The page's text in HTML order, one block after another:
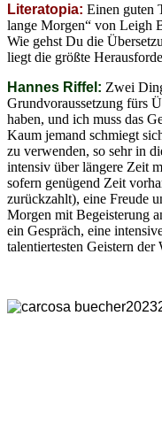
Literatopia: Einen guten
lange Morgen“ von Leigh
Wie gehst Du die
liegt die größte
Hannes Riffel: Zwei
Grundvoraussetzung fürs
haben, und ich muss das
Kaum jemand schmiegt
zu verwenden, so sehr in
intensiv über längere Zeit
sofern genügend Zeit
zurückzahlt), eine Freude
Morgen mit Begeisterung
ein Gespräch, eine
talentiertesten Geistern der